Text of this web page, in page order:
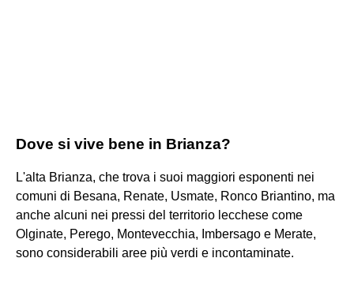
Dove si vive bene in Brianza?
L'alta Brianza, che trova i suoi maggiori esponenti nei
comuni di Besana, Renate, Usmate, Ronco Briantino, ma
anche alcuni nei pressi del territorio lecchese come
Olginate, Perego, Montevecchia, Imbersago e Merate,
sono considerabili aree più verdi e incontaminate.